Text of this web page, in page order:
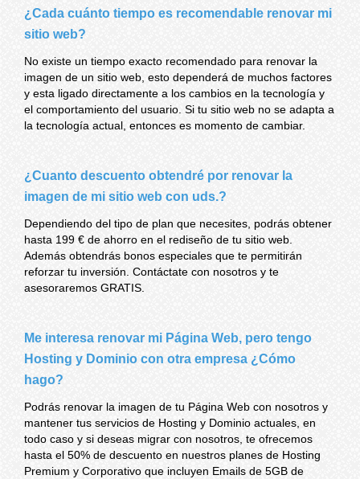
¿Cada cuánto tiempo es recomendable renovar mi
sitio web?
No existe un tiempo exacto recomendado para renovar la
imagen de un sitio web, esto dependerá de muchos factores
y esta ligado directamente a los cambios en la tecnología y
el comportamiento del usuario. Si tu sitio web no se adapta a
la tecnología actual, entonces es momento de cambiar.
¿Cuanto descuento obtendré por renovar la
imagen de mi sitio web con uds.?
Dependiendo del tipo de plan que necesites, podrás obtener
hasta 199 € de ahorro en el rediseño de tu sitio web.
Además obtendrás bonos especiales que te permitirán
reforzar tu inversión. Contáctate con nosotros y te
asesoraremos GRATIS.
Me interesa renovar mi Página Web, pero tengo
Hosting y Dominio con otra empresa ¿Cómo
hago?
Podrás renovar la imagen de tu Página Web con nosotros y
mantener tus servicios de Hosting y Dominio actuales, en
todo caso y si deseas migrar con nosotros, te ofrecemos
hasta el 50% de descuento en nuestros planes de Hosting
Premium y Corporativo que incluyen Emails de 5GB de